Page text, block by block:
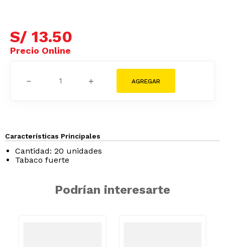
S/ 13.50
＋
－
Características Principales
Cantidad: 20 unidades
Tabaco fuerte
Podrían interesarte